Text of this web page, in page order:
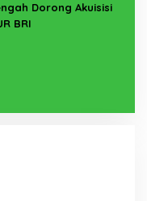
Dorong Akuisisi
BRI